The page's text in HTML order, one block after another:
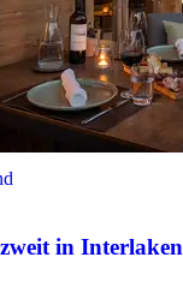
in Interlaken